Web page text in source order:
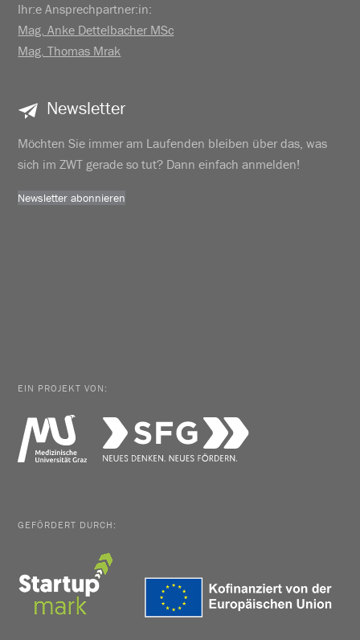
Ihr:e Ansprechpartner:in:
Mag. Anke Dettelbacher MSc
Mag. Thomas Mrak
Newsletter
Möchten Sie immer am Laufenden bleiben über das, was
sich im ZWT gerade so tut? Dann einfach anmelden!
Newsletter abonnieren
EIN PROJEKT VON:
GEFÖRDERT DURCH: